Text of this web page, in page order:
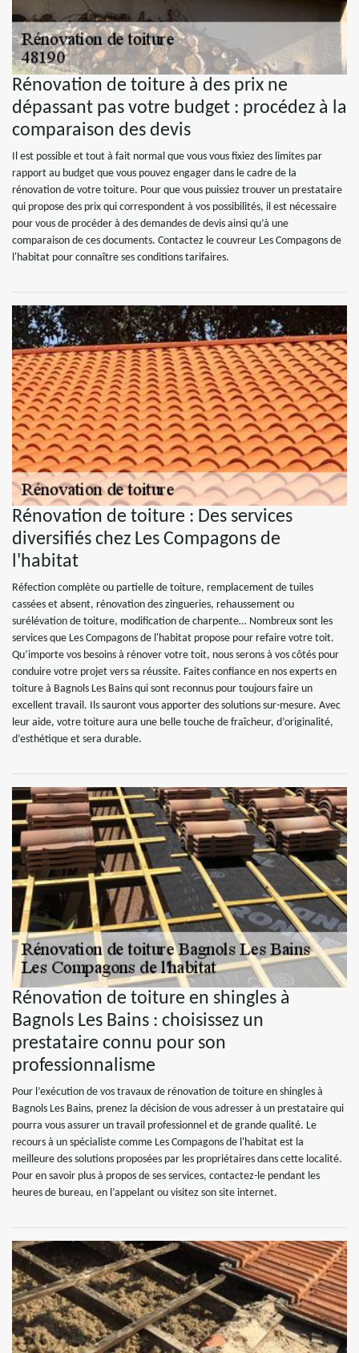
Rénovation de toiture à des prix ne
dépassant pas votre budget : procédez à la
comparaison des devis
Il est possible et tout à fait normal que vous vous fixiez des limites par
rapport au budget que vous pouvez engager dans le cadre de la
rénovation de votre toiture. Pour que vous puissiez trouver un prestataire
qui propose des prix qui correspondent à vos possibilités, il est nécessaire
pour vous de procéder à des demandes de devis ainsi qu’à une
comparaison de ces documents. Contactez le couvreur Les Compagons de
l'habitat pour connaître ses conditions tarifaires.
Rénovation de toiture : Des services
diversifiés chez Les Compagons de
l'habitat
Réfection complète ou partielle de toiture, remplacement de tuiles
cassées et absent, rénovation des zingueries, rehaussement ou
surélévation de toiture, modification de charpente… Nombreux sont les
services que Les Compagons de l'habitat propose pour refaire votre toit.
Qu’importe vos besoins à rénover votre toit, nous serons à vos côtés pour
conduire votre projet vers sa réussite. Faites confiance en nos experts en
toiture à Bagnols Les Bains qui sont reconnus pour toujours faire un
excellent travail. Ils sauront vous apporter des solutions sur-mesure. Avec
leur aide, votre toiture aura une belle touche de fraîcheur, d’originalité,
d’esthétique et sera durable.
Rénovation de toiture en shingles à
Bagnols Les Bains : choisissez un
prestataire connu pour son
professionnalisme
Pour l’exécution de vos travaux de rénovation de toiture en shingles à
Bagnols Les Bains, prenez la décision de vous adresser à un prestataire qui
pourra vous assurer un travail professionnel et de grande qualité. Le
recours à un spécialiste comme Les Compagons de l'habitat est la
meilleure des solutions proposées par les propriétaires dans cette localité.
Pour en savoir plus à propos de ses services, contactez-le pendant les
heures de bureau, en l’appelant ou visitez son site internet.